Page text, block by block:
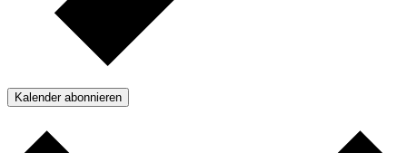
Kalender abonnieren